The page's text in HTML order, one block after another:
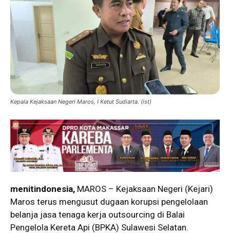
Kepala Kejaksaan Negeri Maros, I Ketut Sudiarta. (ist)
menitindonesia, MAROS – Kejaksaan Negeri (Kejari)
Maros terus mengusut dugaan korupsi pengelolaan
belanja jasa tenaga kerja outsourcing di Balai
Pengelola Kereta Api (BPKA) Sulawesi Selatan.